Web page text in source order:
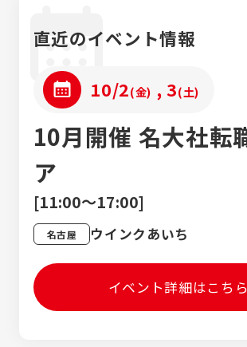
直近のイベント情報
10/2(金) , 3(土)
10月開催 名大社転
ア
[11:00～17:00]
名古屋 ウインクあいち
イベント詳細はこちら